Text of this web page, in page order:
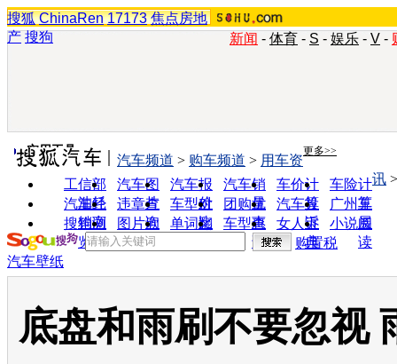
搜狐 ChinaRen 17173 焦点房地
产 搜狗 新闻 - 体育 - S - 娱乐 - V -
实用工具 更多>>
工信部
油耗
汽车图
片
汽车报
价
汽车销
量
车价计
算
车险计
算
汽车经
销商
违章查
询
车型对
比
团购优
惠
汽车投
诉
广州车
展
搜狗浏
览器
图片欣
赏
单词翻
车型查
询
女人宝
典
小说阅
读
汽车频道 > 购车频道 > 用车资
讯
购置税
汽车壁纸
底盘和雨刷不要忽视